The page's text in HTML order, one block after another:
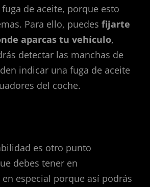
de aceite, porque esto
Para ello, puedes fijarte
aparcas tu vehículo,
detectar las manchas de
indicar una fuga de aceite
del coche.
es otro punto
debes tener en
especial porque así podrás